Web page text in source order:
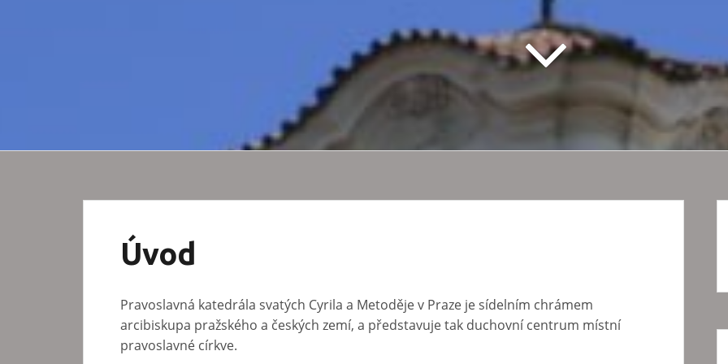
Úvod
Pravoslavná katedrála svatých Cyrila a Metoděje v Praze je sídelním chrámem
arcibiskupa pražského a českých zemí, a představuje tak duchovní centrum místní
pravoslavné církve.